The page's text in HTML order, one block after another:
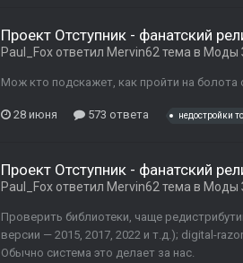
Проект Отступник - фанатский
Paul_Fox ответил Mervin62 тема в Моды
Мож кто подскажет, как пройти на болота
28 июня 573 ответа недостройки
Проект Отступник - фанатский
Paul_Fox ответил Mervin62 тема в Моды
Проверить библиотеки, чаще
версии — 2015, 2017, 2022 и т.д.); digital-
Обычно система это делает за нас.